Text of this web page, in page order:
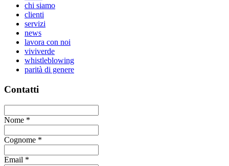
chi siamo
clienti
servizi
news
lavora con noi
viviverde
whistleblowing
parità di genere
Contatti
Nome *
Cognome *
Email *